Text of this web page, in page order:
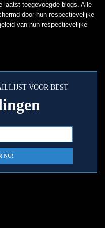
laatst toegevoegde blogs. Alle
door hun respectievelijke
van hun respectievelijke
VOOR BEST